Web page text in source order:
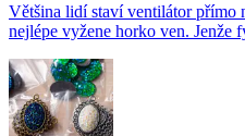
Většina lidí staví ventilátor přímo
nejlépe vyžene horko ven. Jenže